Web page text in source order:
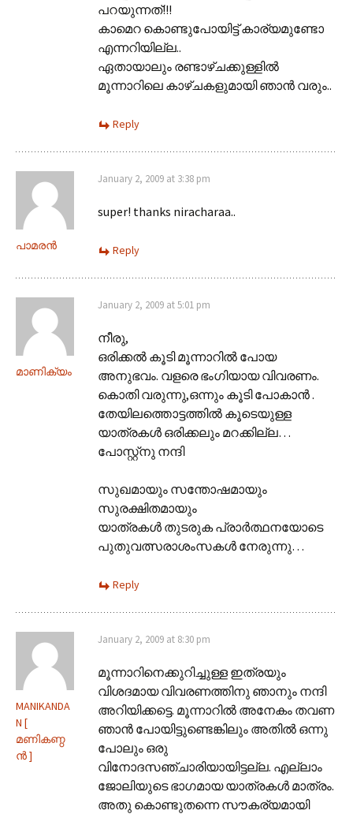
പറയുന്നത്!!!
കാമെറ കൊണ്ടുപോയിട്ട് കാര്യമുണ്ടോ
എന്നറിയില്ല..
ഏതായാലും രണ്ടാഴ്ചക്കുള്ളില്‍
മൂന്നാറിലെ കാഴ്ചകളുമായി ഞാന്‍ വരും..
Reply
പാമരന്‍
January 2, 2009 at 3:38 pm
super! thanks niracharaa..
Reply
മാണിക്യം
January 2, 2009 at 5:01 pm
നീരു,
ഒരിക്കല്‍ കൂടി മൂന്നാറില്‍ പോയ
അനുഭവം. വളരെ ഭംഗിയായ വിവരണം.
കൊതി വരുന്നു,ഒന്നും കൂടി പോകാന്‍ .
തേയിലത്തൊട്ടത്തില്‍ കൂടെയുള്ള
യാത്രകള്‍ ഒരിക്കലും മറക്കില്ല…
പോസ്റ്റ്നു നന്ദി
സുഖമായും സന്തോഷമായും
സുരക്ഷിതമായും
യാത്രകള്‍ തുടരുക പ്രാര്‍ത്ഥനയോടെ
പുതുവത്സരാശംസകള്‍ നേരുന്നു…
Reply
MANIKANDA
N [
മണികണ്ഠ
ന്‍‌ ]
January 2, 2009 at 8:30 pm
മൂന്നാറിനെക്കുറിച്ചുള്ള ഇത്രയും
വിശദമായ വിവരണത്തിനു ഞാനും നന്ദി
അറിയിക്കട്ടെ. മൂന്നാറിൽ അനേകം തവണ
ഞാൻ പോയിട്ടുണ്ടെങ്കിലും അതിൽ ഒന്നു
പോലും ഒരു
വിനോദസഞ്ചാരിയായിട്ടല്ല. എല്ലാം
ജോലിയുടെ ഭാഗമായ യാത്രകൾ മാത്രം.
അതു കൊണ്ടുതന്നെ സൗകര്യമായി